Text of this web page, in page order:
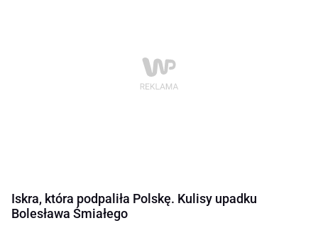
Iskra, która podpaliła Polskę. Kulisy upadku
Bolesława Śmiałego